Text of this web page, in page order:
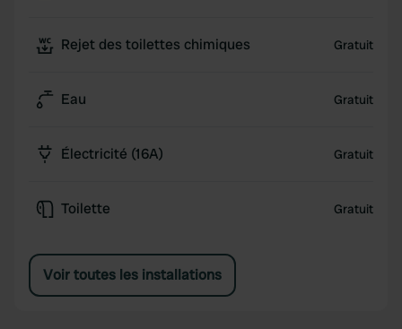
Rejet des toilettes chimiques Gratuit
Eau Gratuit
Électricité (16A) Gratuit
Toilette Gratuit
Voir toutes les installations